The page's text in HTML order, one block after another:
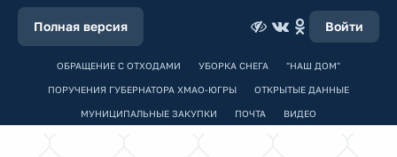
Полная версия Войти
ОБРАЩЕНИЕ С ОТХОДАМИ УБОРКА СНЕГА "НАШ ДОМ"
ПОРУЧЕНИЯ ГУБЕРНАТОРА ХМАО-ЮГРЫ ОТКРЫТЫЕ ДАННЫЕ
МУНИЦИПАЛЬНЫЕ ЗАКУПКИ ПОЧТА ВИДЕО